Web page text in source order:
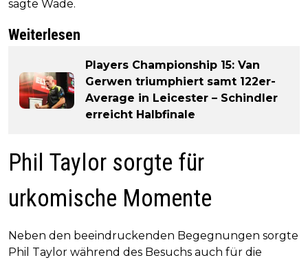
sagte Wade.
Weiterlesen
Players Championship 15: Van
Gerwen triumphiert samt 122er-
Average in Leicester – Schindler
erreicht Halbfinale
Phil Taylor sorgte für
urkomische Momente
Neben den beeindruckenden Begegnungen sorgte
Phil Taylor während des Besuchs auch für die